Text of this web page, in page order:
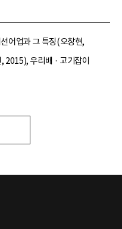
어업과 그 특징(오창현,
2015), 우리배 · 고기잡이